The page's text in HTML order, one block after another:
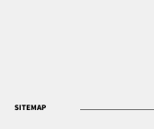
SITEMAP